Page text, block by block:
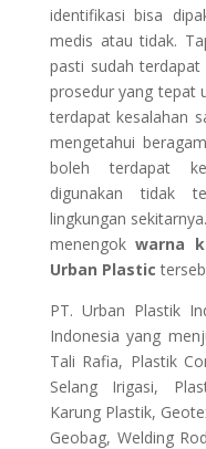
identifikasi bisa
medis atau tidak.
pasti sudah
prosedur yang tepat
terdapat kesalahan
mengetahui
boleh terdapat
digunakan tidak
lingkungan
menengokwarna
Urban Plastic
PT. Urban Plastik
Indonesia yang
Tali Rafia, Plastik
Selang Irigasi,
Karung Plastik,
Geobag, Welding